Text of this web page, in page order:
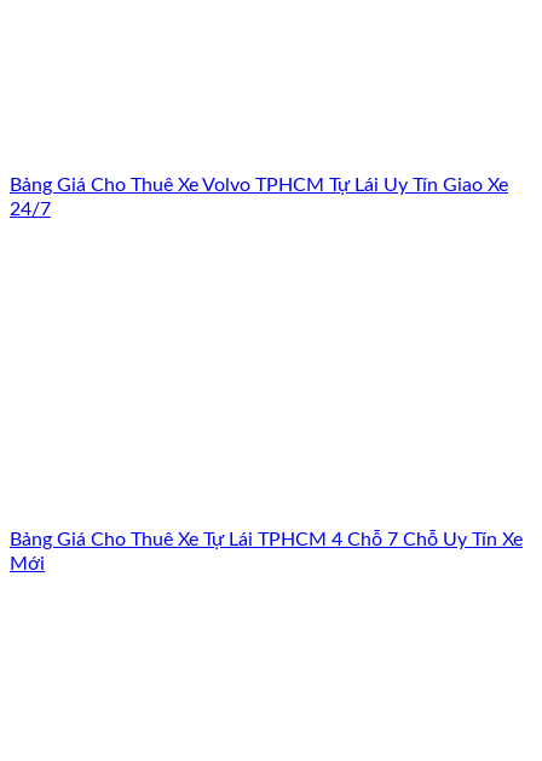
Bảng Giá Cho Thuê Xe Volvo TPHCM Tự Lái Uy Tín Giao Xe
24/7
Bảng Giá Cho Thuê Xe Tự Lái TPHCM 4 Chỗ 7 Chỗ Uy Tín Xe
Mới